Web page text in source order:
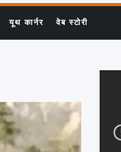
यूथ कार्नर वेब स्टोरी